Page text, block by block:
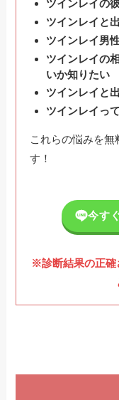
ツインレイの
ツインレイと
ツインレイ男
ツインレイの
いか知りたい
ツインレイと
ツインレイっ
これらの悩みを無
す！
今す
※診断結果の正確